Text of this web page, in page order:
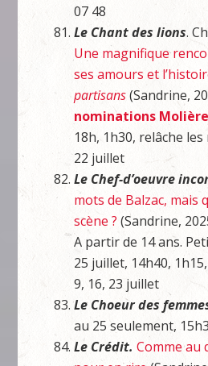
07 48
Le Chant des lions.
Une magnifique
ses amours et
partisans(Sandrine,
nominations
18h, 1h30, relâche
22 juillet
Le Chef-d’oeuvre
mots de Balzac, mais
scène ? (Sandrine,
A partir de 14 ans.
25 juillet, 14h40,
9, 16, 23 juillet
Le Choeur des
au 25 seulement,
Le Crédit.Comme au